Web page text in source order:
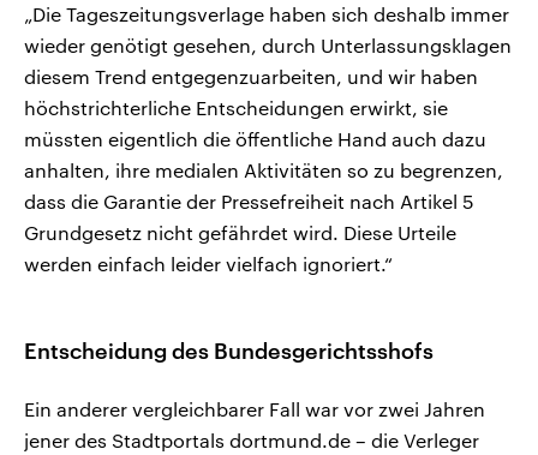
„Die Tageszeitungsverlage haben sich deshalb immer
wieder genötigt gesehen, durch Unterlassungsklagen
diesem Trend entgegenzuarbeiten, und wir haben
höchstrichterliche Entscheidungen erwirkt, sie
müssten eigentlich die öffentliche Hand auch dazu
anhalten, ihre medialen Aktivitäten so zu begrenzen,
dass die Garantie der Pressefreiheit nach Artikel 5
Grundgesetz nicht gefährdet wird. Diese Urteile
werden einfach leider vielfach ignoriert.“
Entscheidung des Bundesgerichtsshofs
Ein anderer vergleichbarer Fall war vor zwei Jahren
jener des Stadtportals dortmund.de – die Verleger